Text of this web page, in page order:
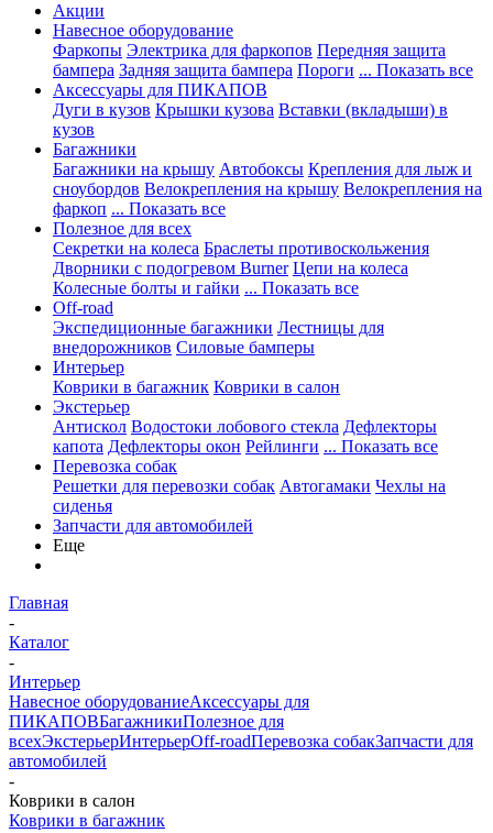
Акции
Навесное оборудование
Фаркопы Электрика для фаркопов Передняя защита
бампера Задняя защита бампера Пороги ... Показать все
Аксессуары для ПИКАПОВ
Дуги в кузов Крышки кузова Вставки (вкладыши) в
кузов
Багажники
Багажники на крышу Автобоксы Крепления для лыж и
сноубордов Велокрепления на крышу Велокрепления на
фаркоп ... Показать все
Полезное для всех
Секретки на колеса Браслеты противоскольжения
Дворники с подогревом Burner Цепи на колеса
Колесные болты и гайки ... Показать все
Off-road
Экспедиционные багажники Лестницы для
внедорожников Силовые бамперы
Интерьер
Коврики в багажник Коврики в салон
Экстерьер
Антискол Водостоки лобового стекла Дефлекторы
капота Дефлекторы окон Рейлинги ... Показать все
Перевозка собак
Решетки для перевозки собак Автогамаки Чехлы на
сиденья
Запчасти для автомобилей
Еще
Главная
-
Каталог
-
Интерьер
Навесное оборудованиеАксессуары для
ПИКАПОВБагажникиПолезное для
всехЭкстерьерИнтерьерOff-roadПеревозка собакЗапчасти для
автомобилей
-
Коврики в салон
Коврики в багажник